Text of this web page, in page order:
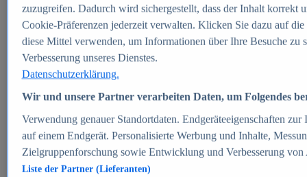
Zum Report
E-commerce
Beliebte Statistiken
Aktuelle Statistiken
E-Commerce - Entwicklung des Umsatzes in
Deutschland 1999-2025
Umsatz von Amazon in Deutschland und weltweit
2010-2025
B2C-E-Commerce: Top-50 Online Shops in
Deutschland 2024
Marktanteile von Online-Zahlungsverfahren in
Deutschland 2024
Umsatzstarke Warengruppen im Online-Handel in
Deutschland 2023-2025
zuzugreifen. Dadurch wird sichergestellt, dass der Inhalt korrekt
Cookie-Präferenzen jederzeit verwalten. Klicken Sie dazu auf
diese Mittel verwenden, um Informationen über Ihre Besuche
Verbesserung unseres Dienstes.
Datenschutzerklärung.
Wir und unsere Partner verarbeiten Daten, um Folgendes
Verwendung genauer Standortdaten. Endgeräteeigenschaften
auf einem Endgerät. Personalisierte Werbung und Inhalte,
Zielgruppenforschung sowie Entwicklung und Verbesserung von
Liste der Partner (Lieferanten)